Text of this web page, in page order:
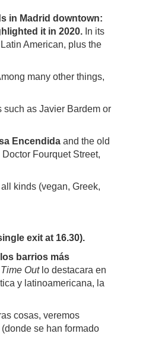
in Madrid downtown:
it in 2020. In its
American, plus the
many other things,
such as Javier Bardem or
Encendida and the old
Fourquet Street,
kinds (vegan, Greek,
exit at 16.30).
barrios más
Time Outlo destacara en
y latinoamericana, la
cosas, veremos
(donde se han formado